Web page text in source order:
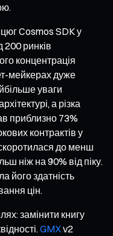
Cosmos SDK у
ринків
концентрація
мейкерах дуже
уваги
а різка
приблизно 73%
контрактів у
до менш
ніж на 90% від піку.
його здатність
цін.
замінити книгу
GMXv2